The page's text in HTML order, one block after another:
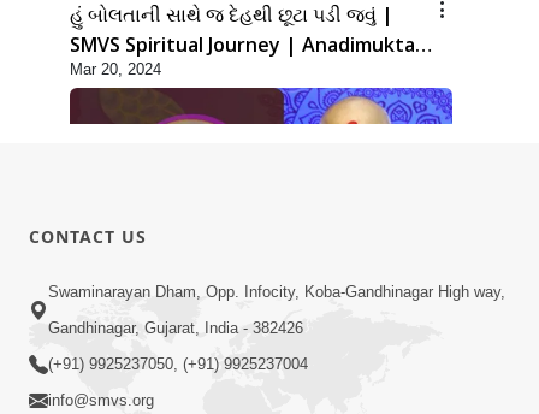
હું બોલતાની સાથે જ દેહથી છૂટા પડી જવું |
SMVS Spiritual Journey | Anadimukta
Gyan
Mar 20, 2024
17:00
હું કોણ છું ? ભાગ 1 | SMVS Spiritual
Journey | Anadimukta Gyan
CONTACT US
Swaminarayan Dham, Opp. Infocity, Koba-Gandhinagar High way,
Gandhinagar, Gujarat, India - 382426
(+91) 9925237050, (+91) 9925237004
info@smvs.org